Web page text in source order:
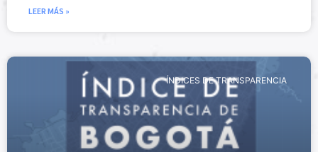
LEER MÁS »
ÍNDICES DE TRANSPARENCIA